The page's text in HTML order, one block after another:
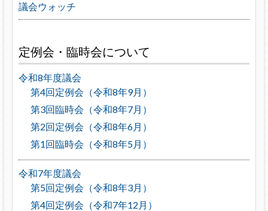
議会ウォッチ
定例会・臨時会について
令和8年度議会
第4回定例会（令和8年9月）
第3回臨時会（令和8年7月）
第2回定例会（令和8年6月）
第1回臨時会（令和8年5月）
令和7年度議会
第5回定例会（令和8年3月）
第4回定例会（令和7年12月）